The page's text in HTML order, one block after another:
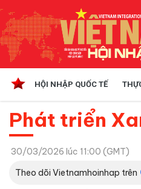
HỘI NHẬP QUỐC TẾ
Phát triển
30/03/2026 lúc 11:00 (GMT)
Theo dõi Vietnamhoinhap trên